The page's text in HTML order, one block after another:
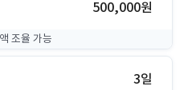
500,000원
조율 가능
3일